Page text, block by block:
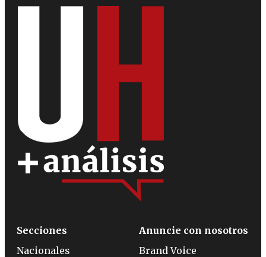
Secciones
Nacionales
Anuncie con nosotros
Brand Voice